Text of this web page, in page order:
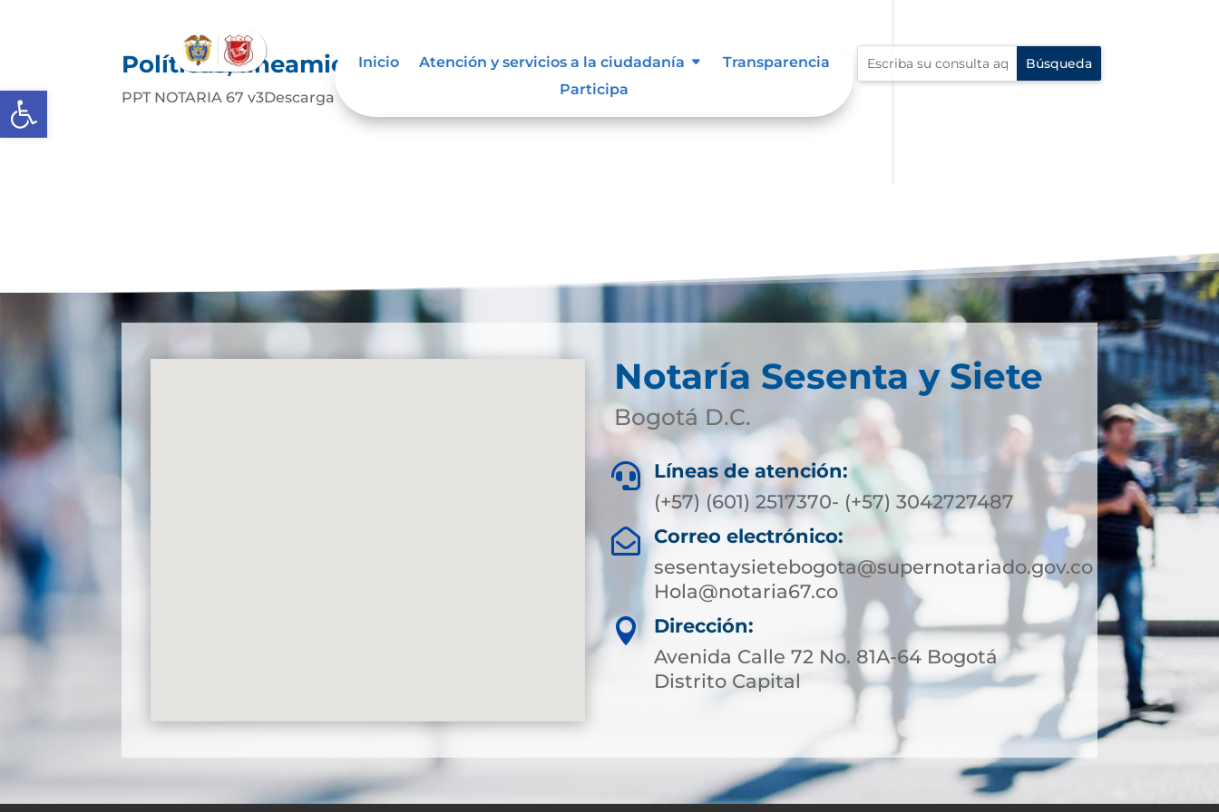
Abrir barra de herramientas
Inicio Atención y servicios a la ciudadanía
Transparencia
Participa
Políticas, lineamientos y manuales
PPT NOTARIA 67 v3Descarga
Notaría Sesenta y Siete
Bogotá D.C.

Líneas de atención:
(+57) (601) 2517370- (+57) 3042727487

Correo electrónico:
sesentaysietebogota@supernotariado.gov.co
Hola@notaria67.co

Dirección:
Avenida Calle 72 No. 81A-64 Bogotá
Distrito Capital